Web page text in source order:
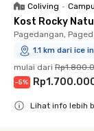
Coliving •
Kost Rocky
Pagedangan,
1.1 km dari ice
mulai dari
-5%
Lihat info lebih